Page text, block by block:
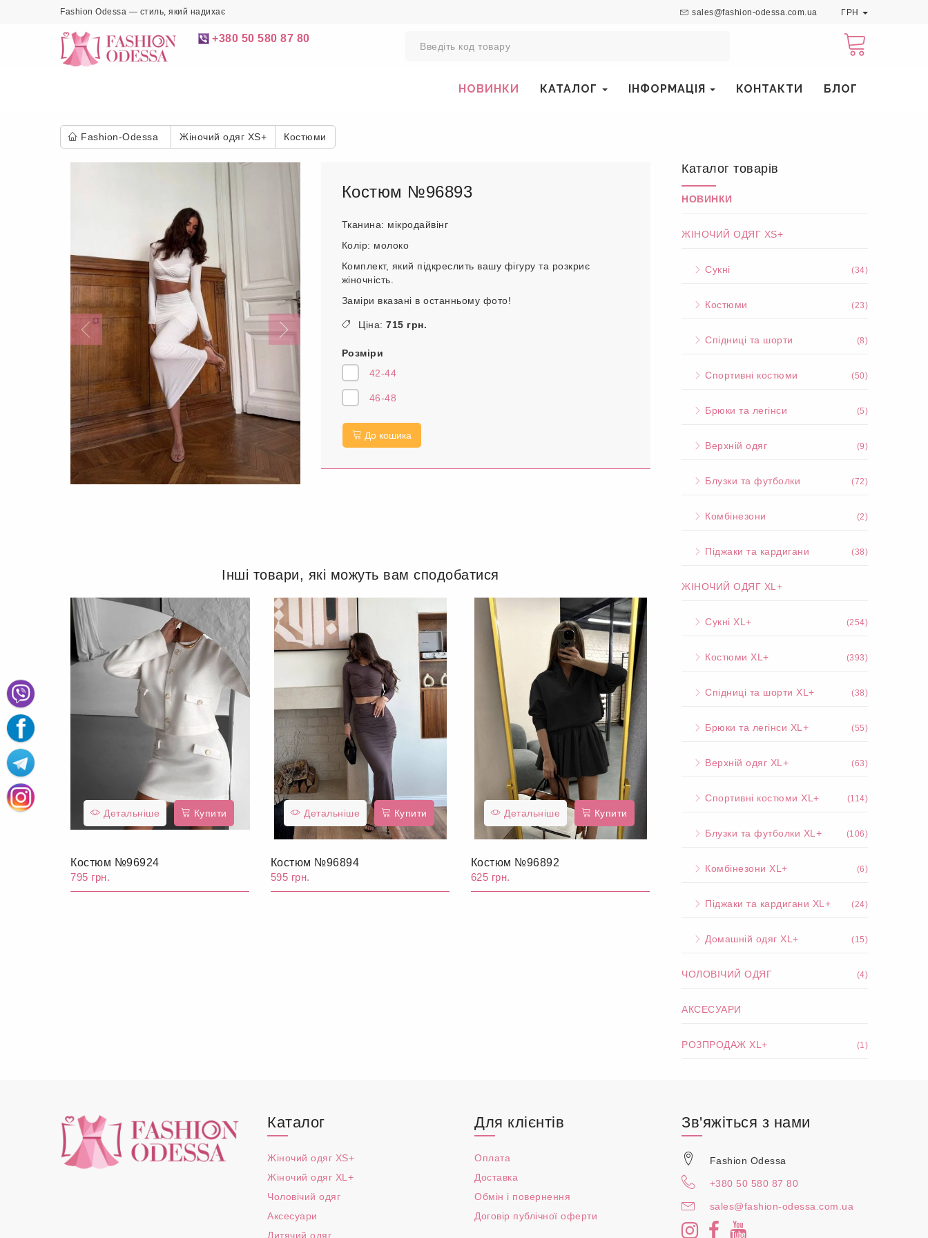
Fashion Odessa — стиль, який надихає sales@fashion-odessa.com.ua ГРН
+380 50 580 87 80
НОВИНКИ КАТАЛОГ ІНФОРМАЦІЯ КОНТАКТИ БЛОГ
Fashion-Odessa Жіночий одяг XS+ Костюми
Костюм №96893
Тканина: мікродайвінг
Колір: молоко
Комплект, який підкреслить вашу фігуру та розкриє
жіночність.
Заміри вказані в останньому фото!
Ціна: 715 грн.
Розміри
42-44
46-48
До кошика
Інші товари, які можуть вам сподобатися
Детальніше Купити
Костюм №96924
795 грн.
Детальніше Купити
Костюм №96894
595 грн.
Детальніше Купити
Костюм №96892
625 грн.
Каталог товарів
НОВИНКИ
ЖІНОЧИЙ ОДЯГ XS+
Сукні (34)
Костюми (23)
Спідниці та шорти (8)
Спортивні костюми (50)
Брюки та легінси (5)
Верхній одяг (9)
Блузки та футболки (72)
Комбінезони (2)
Піджаки та кардигани (38)
ЖІНОЧИЙ ОДЯГ XL+
Сукні XL+ (254)
Костюми XL+ (393)
Спідниці та шорти XL+ (38)
Брюки та легінси XL+ (55)
Верхній одяг XL+ (63)
Спортивні костюми XL+ (114)
Блузки та футболки XL+ (106)
Комбінезони XL+ (6)
Піджаки та кардигани XL+ (24)
Домашній одяг XL+ (15)
ЧОЛОВІЧИЙ ОДЯГ (4)
АКСЕСУАРИ
РОЗПРОДАЖ XL+ (1)
Каталог
Жіночий одяг XS+
Жіночий одяг XL+
Чоловічий одяг
Аксесуари
Дитячий одяг
Для клієнтів
Оплата
Доставка
Обмін і повернення
Договір публічної оферти
Зв'яжіться з нами
Fashion Odessa
+380 50 580 87 80
sales@fashion-odessa.com.ua